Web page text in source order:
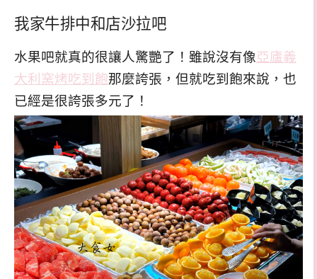
我家牛排中和店沙拉吧
水果吧就真的很讓人驚艷了！雖說沒有像亞廬義
大利窯烤吃到飽那麼誇張，但就吃到飽來說，也
已經是很誇張多元了！